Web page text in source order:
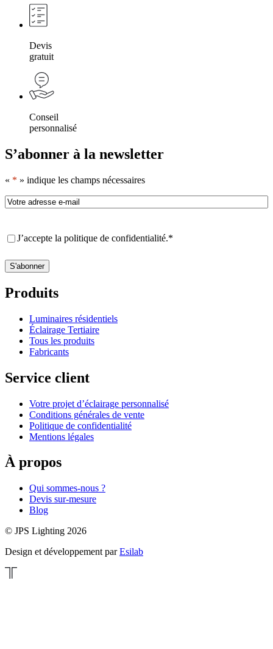
Devis
gratuit
Conseil
personnalisé
S’abonner à la newsletter
« * » indique les champs nécessaires
E-
mail*
RGPD*
J’accepte la politique de confidentialité.*
S'abonner
Produits
Luminaires résidentiels
Éclairage Tertiaire
Tous les produits
Fabricants
Service client
Votre projet d’éclairage personnalisé
Conditions générales de vente
Politique de confidentialité
Mentions légales
À propos
Qui sommes-nous ?
Devis sur-mesure
Blog
© JPS Lighting 2026
Design et développement parEsilab